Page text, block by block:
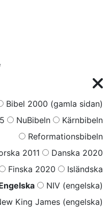
Bibel 2000 (gamla sidan)
NuBibeln
Kärnbibeln
Reformationsbibeln
2011
Danska 2020
Finska 2020
Isländska
NIV (engelska)
King James (engelska)